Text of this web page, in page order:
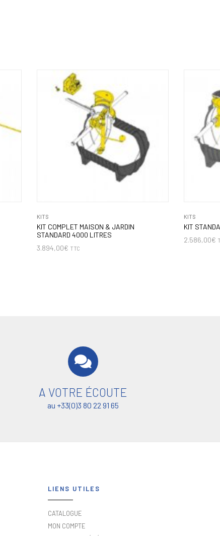
KITS
KIT COMPLET MAISON & JARDIN
STANDARD 4000 LITRES
3.894,00€ TTC
KITS
KIT
2.586,00€
A VOTRE ÉCOUTE
au +33(0)3 80 22 91 65
LIENS UTILES
CATALOGUE
MON COMPTE